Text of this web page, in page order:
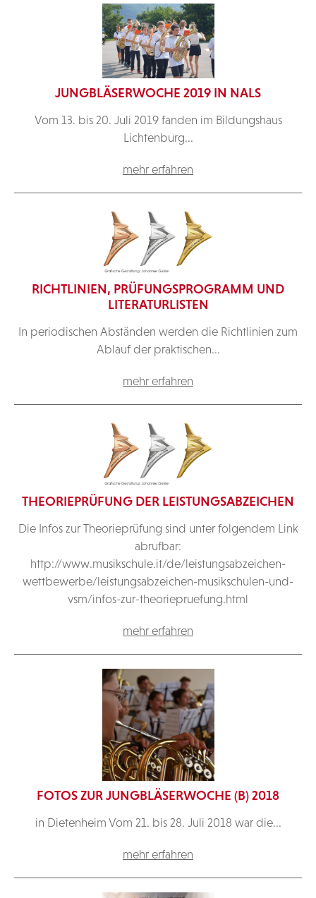
JUNGBLÄSERWOCHE 2019 IN NALS
Vom 13. bis 20. Juli 2019 fanden im Bildungshaus
Lichtenburg...
mehr erfahren
RICHTLINIEN, PRÜFUNGSPROGRAMM UND
LITERATURLISTEN
In periodischen Abständen werden die Richtlinien zum
Ablauf der praktischen...
mehr erfahren
THEORIEPRÜFUNG DER LEISTUNGSABZEICHEN
Die Infos zur Theorieprüfung sind unter folgendem Link
abrufbar:
http://www.musikschule.it/de/leistungsabzeichen-
wettbewerbe/leistungsabzeichen-musikschulen-und-
vsm/infos-zur-theoriepruefung.html
mehr erfahren
FOTOS ZUR JUNGBLÄSERWOCHE (B) 2018
in Dietenheim Vom 21. bis 28. Juli 2018 war die...
mehr erfahren